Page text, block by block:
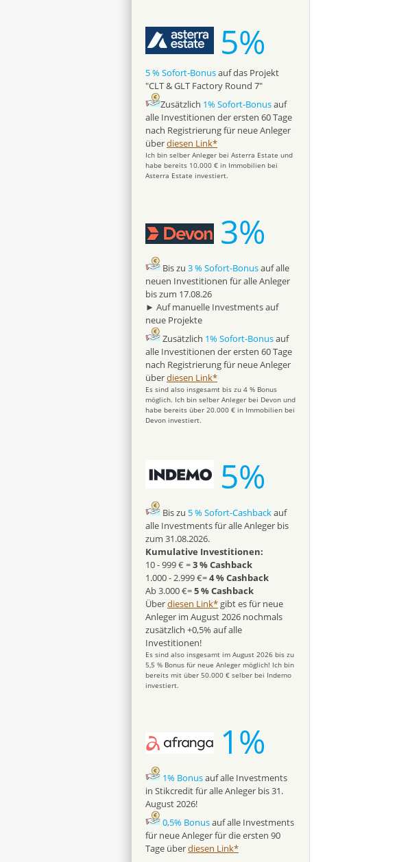
5%
5 % Sofort-Bonusauf das Projekt
"CLT & GLT Factory Round 7"
Zusätzlich 1% Sofort-Bonusauf
alle Investitionen der ersten 60 Tage
nach Registrierung für neue Anleger
überdiesen Link*
Ich bin selber Anleger bei Asterra Estate und
habe bereits 10.000 € in Immobilien bei
Asterra Estate investiert.
3%
Bis zu 3 % Sofort-Bonusauf alle
neuen Investitionen für alle Anleger
bis zum 17.08.26
► Auf manuelle Investments auf
neue Projekte
Zusätzlich 1% Sofort-Bonusauf
alle Investitionen der ersten 60 Tage
nach Registrierung für neue Anleger
überdiesen Link*
Es sind also insgesamt bis zu 4 % Bonus
möglich. Ich bin selber Anleger bei Devon und
habe bereits über 20.000 € in Immobilien bei
Devon investiert.
5%
Bis zu 5 % Sofort-Cashbackauf
alle Investments für alle Anleger bis
zum 31.08.2026.
Kumulative Investitionen:
10 - 999 € =3 % Cashback
1.000 - 2.999 €=4 % Cashback
Ab 3.000 €=5 % Cashback
Überdiesen Link* gibt es für neue
Anleger im August 2026 nochmals
zusätzlich +0,5% auf alle
Investitionen!
Es sind also insgesamt im August 2026 bis zu
5,5 % Bonus für neue Anleger möglich! Ich bin
bereits mit über 50.000 € selber bei Indemo
investiert.
1%
1% Bonusauf alle Investments
in Stikcredit für alle Anleger bis 31.
August 2026!
0,5% Bonusauf alle Investments
für neue Anleger für die ersten 90
Tage überdiesen Link*